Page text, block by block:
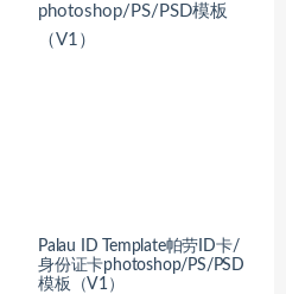
Palau ID Template帕劳ID卡/
身份证卡photoshop/PS/PSD
模板（V1）